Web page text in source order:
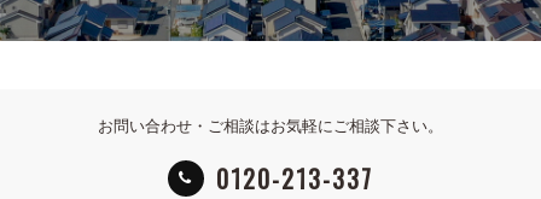
お問い合わせ・ご相談はお気軽にご相談下さい。
0120-213-337